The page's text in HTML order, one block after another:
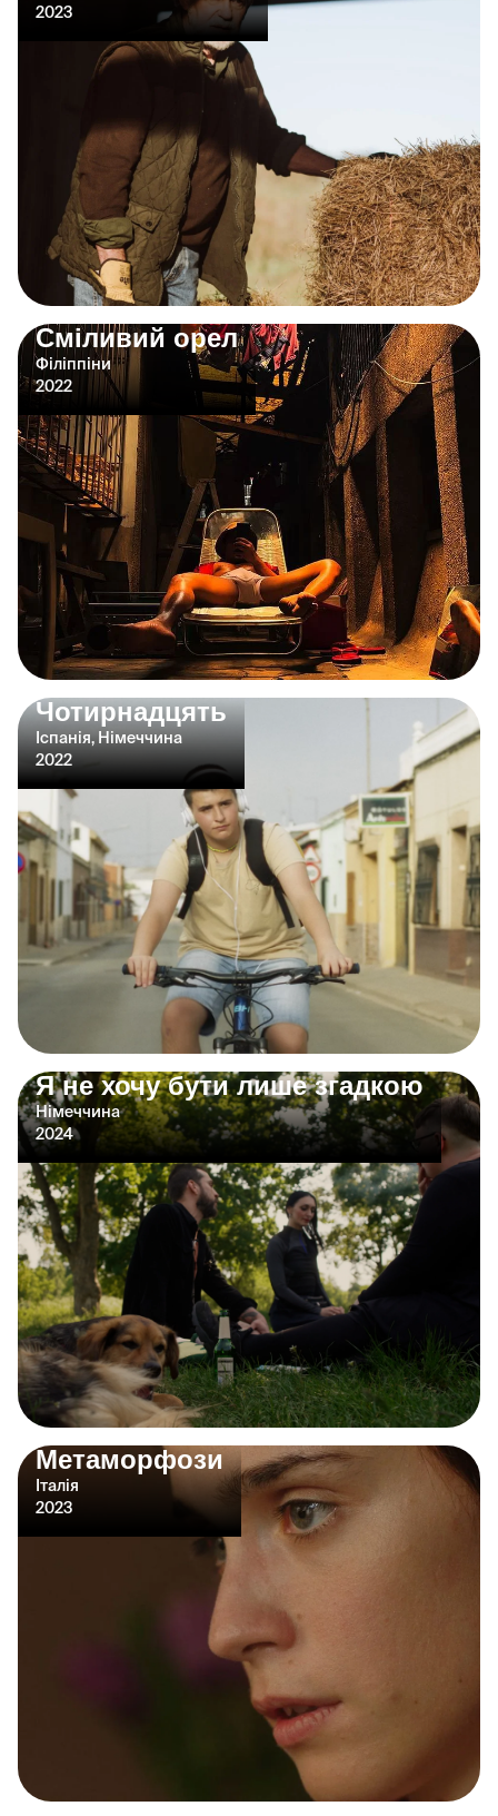
2023
Сміливий орел
Філіппіни
2022
Чотирнадцять
Іспанія, Німеччина
2022
Я не хочу бути лише згадкою
Німеччина
2024
Метаморфози
Італія
2023